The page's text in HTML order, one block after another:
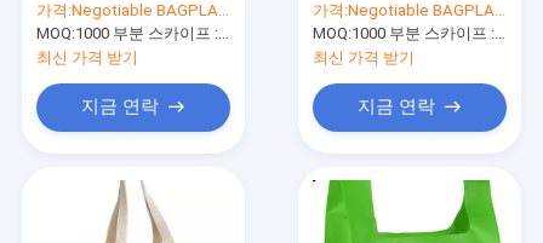
여성용 대형 손가방, 통
기성 드오폰트 타이벡
종이 쇼핑
가격:Negotiable BAGPLASTICS@YAHOO.COM
MOQ:1000 부분 스카이프 : 마이데아르닐
최신 가격 받기
지금 연락
는 시와 재활용 쇼핑 가
방을 폴딩시키는 190T
폴리에스테르 동물
가격:Negotiable BAGPLASTICS@YAHOO.COM
MOQ:1000 부분 스카이프 : 마이데아르닐
최신 가격 받기
지금 연락